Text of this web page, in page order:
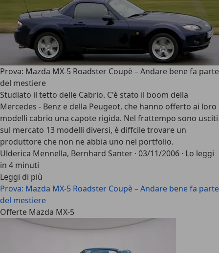
Prova: Mazda MX-5 Roadster Coupè – Andare bene fa parte
del mestiere
Studiato il tetto delle Cabrio. C'è stato il boom della
Mercedes - Benz e della Peugeot, che hanno offerto ai loro
modelli cabrio una capote rigida. Nel frattempo sono usciti
sul mercato 13 modelli diversi, è diffcile trovare un
produttore che non ne abbia uno nel portfolio.
Ulderica Mennella, Bernhard Santer · 03/11/2006 · Lo leggi
in 4 minuti
Leggi di più
Prova: Mazda MX-5 Roadster Coupè – Andare bene fa parte
del mestiere
Offerte Mazda MX-5